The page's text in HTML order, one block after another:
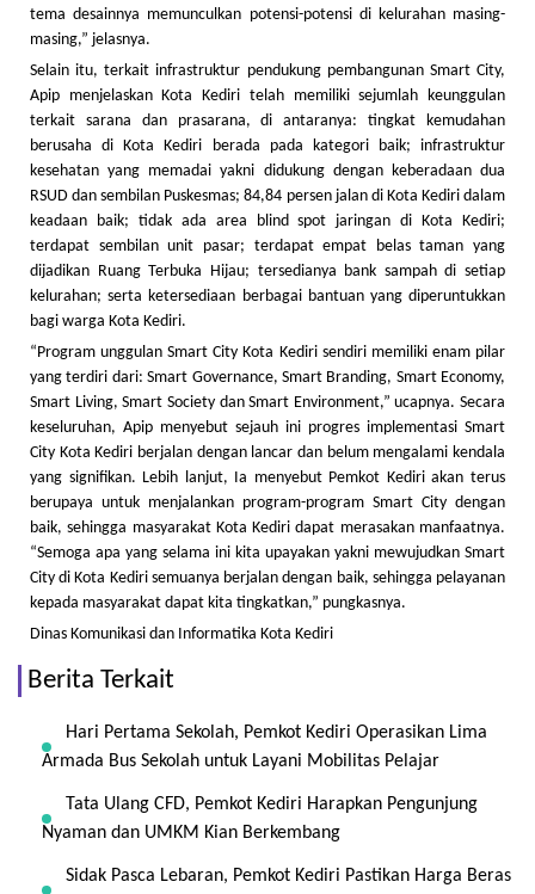
tema desainnya memunculkan potensi-potensi di kelurahan masing-
masing,” jelasnya.
Selain itu, terkait infrastruktur pendukung pembangunan Smart City,
Apip menjelaskan Kota Kediri telah memiliki sejumlah keunggulan
terkait sarana dan prasarana, di antaranya: tingkat kemudahan
berusaha di Kota Kediri berada pada kategori baik; infrastruktur
kesehatan yang memadai yakni didukung dengan keberadaan dua
RSUD dan sembilan Puskesmas; 84,84 persen jalan di Kota Kediri dalam
keadaan baik; tidak ada area blind spot jaringan di Kota Kediri;
terdapat sembilan unit pasar; terdapat empat belas taman yang
dijadikan Ruang Terbuka Hijau; tersedianya bank sampah di setiap
kelurahan; serta ketersediaan berbagai bantuan yang diperuntukkan
bagi warga Kota Kediri.
“Program unggulan Smart City Kota Kediri sendiri memiliki enam pilar
yang terdiri dari: Smart Governance, Smart Branding, Smart Economy,
Smart Living, Smart Society dan Smart Environment,” ucapnya. Secara
keseluruhan, Apip menyebut sejauh ini progres implementasi Smart
City Kota Kediri berjalan dengan lancar dan belum mengalami kendala
yang signifikan. Lebih lanjut, Ia menyebut Pemkot Kediri akan terus
berupaya untuk menjalankan program-program Smart City dengan
baik, sehingga masyarakat Kota Kediri dapat merasakan manfaatnya.
“Semoga apa yang selama ini kita upayakan yakni mewujudkan Smart
City di Kota Kediri semuanya berjalan dengan baik, sehingga pelayanan
kepada masyarakat dapat kita tingkatkan,” pungkasnya.
Dinas Komunikasi dan Informatika Kota Kediri
Berita Terkait
Hari Pertama Sekolah, Pemkot Kediri Operasikan Lima
Armada Bus Sekolah untuk Layani Mobilitas Pelajar
Tata Ulang CFD, Pemkot Kediri Harapkan Pengunjung
Nyaman dan UMKM Kian Berkembang
Sidak Pasca Lebaran, Pemkot Kediri Pastikan Harga Beras